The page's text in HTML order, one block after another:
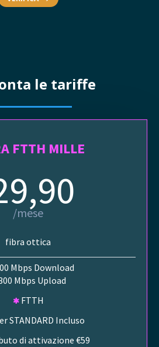
le tariffe
FTTH MILLE
/mese
fibra ottica
Mbps Download
Mbps Upload
FTTH
STANDARD Incluso
di attivazione €59